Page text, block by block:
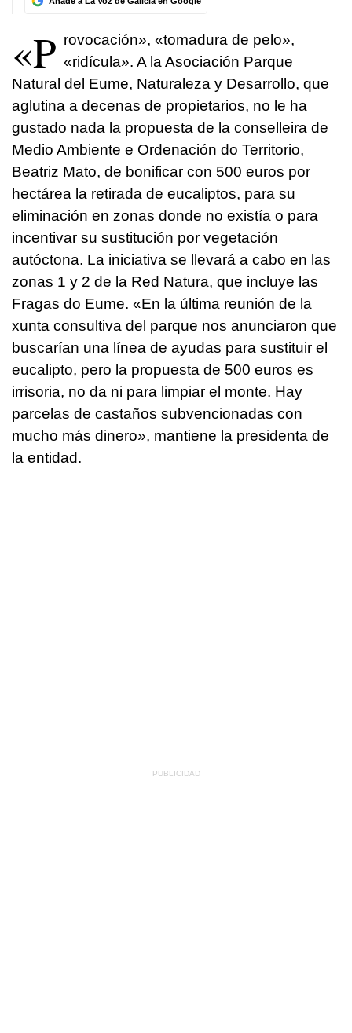
«P rovocación», «tomadura de pelo»,
«ridícula». A la Asociación Parque
Natural del Eume, Naturaleza y Desarrollo, que
aglutina a decenas de propietarios, no le ha
gustado nada la propuesta de la conselleira de
Medio Ambiente e Ordenación do Territorio,
Beatriz Mato, de bonificar con 500 euros por
hectárea la retirada de eucaliptos, para su
eliminación en zonas donde no existía o para
incentivar su sustitución por vegetación
autóctona. La iniciativa se llevará a cabo en las
zonas 1 y 2 de la Red Natura, que incluye las
Fragas do Eume. «En la última reunión de la
xunta consultiva del parque nos anunciaron que
buscarían una línea de ayudas para sustituir el
eucalipto, pero la propuesta de 500 euros es
irrisoria, no da ni para limpiar el monte. Hay
parcelas de castaños subvencionadas con
mucho más dinero», mantiene la presidenta de
la entidad.